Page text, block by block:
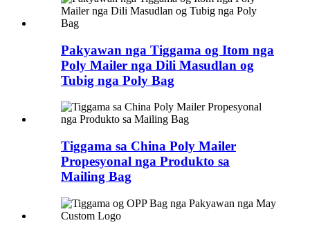
Pakyawan nga Tiggama og Itom nga
Poly Mailer nga Dili Masudlan og
Tubig nga Poly Bag
Tiggama sa China Poly Mailer
Propesyonal nga Produkto sa
Mailing Bag